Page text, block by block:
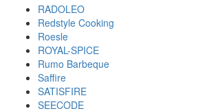
RADOLEO
Redstyle Cooking
Roesle
ROYAL-SPICE
Rumo Barbeque
Saffire
SATISFIRE
SEECODE